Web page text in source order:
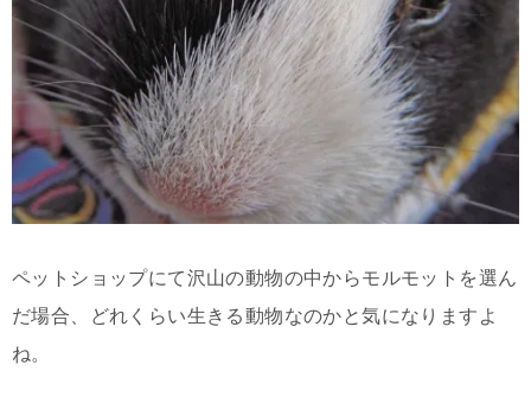
ペットショップにて沢山の動物の中からモルモットを選ん
だ場合、どれくらい生きる動物なのかと気になりますよ
ね。